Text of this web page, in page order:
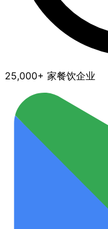
25,000+ 家餐饮企业